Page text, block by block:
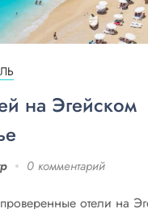
на Эгейском
0 комментарий
отели на